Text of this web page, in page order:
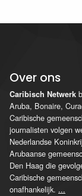
Over ons
Caribisch Netwerk
Aruba, Bonaire,
Caribische
journalisten volgen
Nederlandse
Arubaanse
Den Haag die
Caribische
onafhankelijk. ...